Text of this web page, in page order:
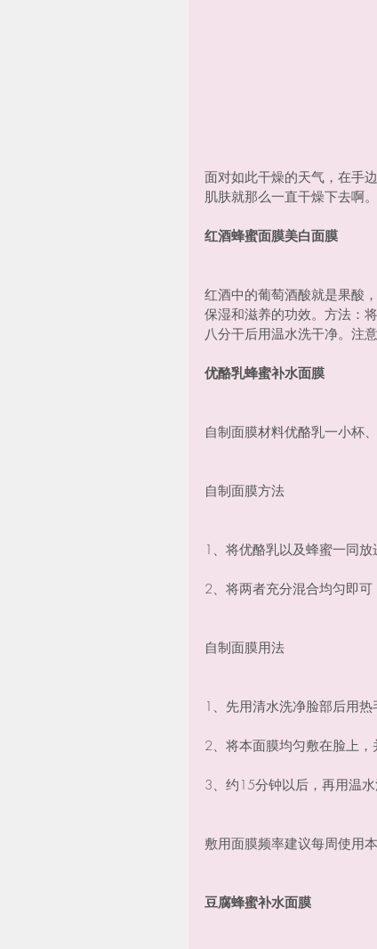
面对如此干燥的天气，在手
肌肤就那么一直干燥下去啊
红酒蜂蜜面膜美白面膜
红酒中的葡萄酒酸就是果酸
保湿和滋养的功效。方法：
八分干后用温水洗干净。注
优酪乳蜂蜜补水面膜
自制面膜材料优酪乳一小杯
自制面膜方法
1、将优酪乳以及蜂蜜一同放
2、将两者充分混合均匀即可
自制面膜用法
1、先用清水洗净脸部后用热
2、将本面膜均匀敷在脸上，
3、约15分钟以后，再用温水
敷用面膜频率建议每周使用
豆腐蜂蜜补水面膜